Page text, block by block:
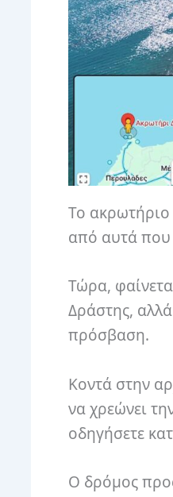
Το ακρωτήριο
από αυτά που
Τώρα,
Δράστης, αλλά
πρόσβαση.
Κοντά στην
να χρεώνει
οδηγήσετε
Ο δρόμος